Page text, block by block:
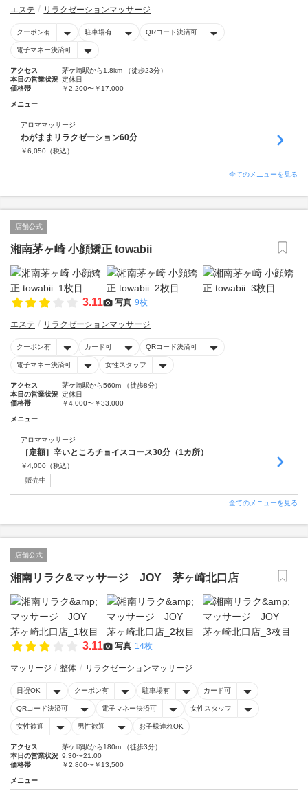
エステ リラクゼーションマッサージ
クーポン有 駐車場有 QRコード決済可
電子マネー決済可
アクセス
茅ケ崎駅から1.8km （徒歩23分）
本日の営業状況 定休日
価格帯
￥2,200〜￥17,000
メニュー
アロママッサージ
わがままリラクゼーション60分
￥6,050 （税込）
全てのメニューを見る
店舗公式
湘南茅ヶ崎 小顔矯正 towabii
3.11 写真 9枚
エステ リラクゼーションマッサージ
クーポン有 カード可 QRコード決済可
電子マネー決済可 女性スタッフ
アクセス
茅ケ崎駅から560m （徒歩8分）
本日の営業状況 定休日
価格帯
￥4,000〜￥33,000
メニュー
アロママッサージ
［定額］辛いところチョイスコース30分（1カ所）
￥4,000 （税込）
販売中
全てのメニューを見る
店舗公式
湘南リラク&マッサージ JOY 茅ヶ崎北口店
3.11 写真 14枚
マッサージ 整体 リラクゼーションマッサージ
日祝OK クーポン有 駐車場有 カード可
QRコード決済可 電子マネー決済可 女性スタッフ
女性歓迎 男性歓迎 お子様連れOK
アクセス
茅ケ崎駅から180m （徒歩3分）
本日の営業状況 9:30〜21:00
価格帯
￥2,800〜￥13,500
メニュー